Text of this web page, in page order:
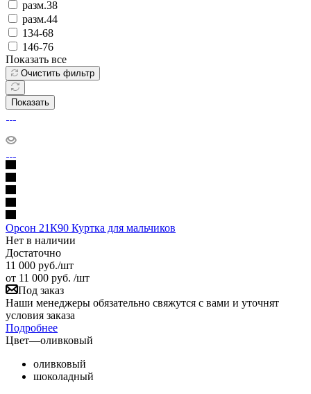
разм.38
разм.44
134-68
146-76
Показать все
Очистить фильтр
Показать
Орсон 21К90 Куртка для мальчиков
Нет в наличии
Достаточно
11 000 руб./шт
от 11 000 руб. /шт
Под заказ
Наши менеджеры обязательно свяжутся с вами и уточнят
условия заказа
Подробнее
Цвет—оливковый
оливковый
шоколадный